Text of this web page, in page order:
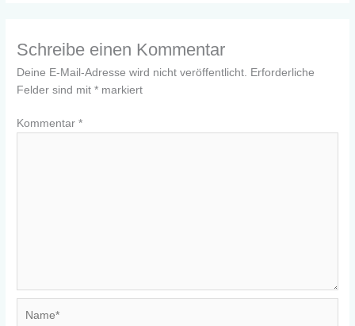
Schreibe einen Kommentar
Deine E-Mail-Adresse wird nicht veröffentlicht. Erforderliche
Felder sind mit* markiert
Kommentar*